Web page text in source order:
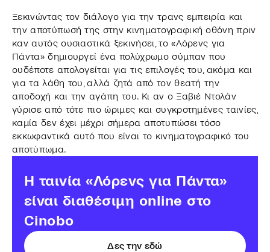
Ξεκινώντας τον διάλογο για την τρανς εμπειρία και
την αποτύπωσή της στην κινηματογραφική οθόνη πριν
καν αυτός ουσιαστικά ξεκινήσει, το «Λόρενς για
Πάντα» δημιουργεί ένα πολύχρωμο σύμπαν που
ουδέποτε απολογείται για τις επιλογές του, ακόμα και
για τα λάθη του, αλλά ζητά από τον θεατή την
αποδοχή και την αγάπη του. Κι αν ο Ξαβιέ Ντολάν
γύρισε από τότε πιο ώριμες και συγκροτημένες ταινίες,
καμία δεν έχει μέχρι σήμερα αποτυπώσει τόσο
εκκωφαντικά αυτό που είναι το κινηματογραφικό του
αποτύπωμα.
Η ταινία «Λόρενς για Πάντα»
είναι διαθέσιμη online στο
Cinobo
Δες την εδώ